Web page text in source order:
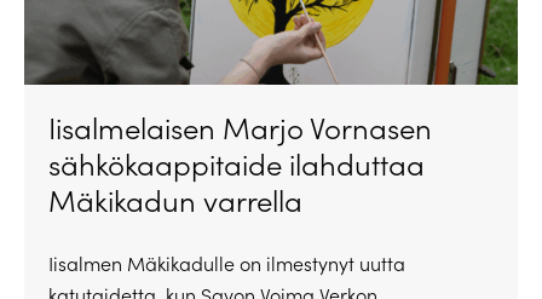
Iisalmelaisen Marjo Vornasen
sähkökaappitaide ilahduttaa
Mäkikadun varrella
Iisalmen Mäkikadulle on ilmestynyt uutta